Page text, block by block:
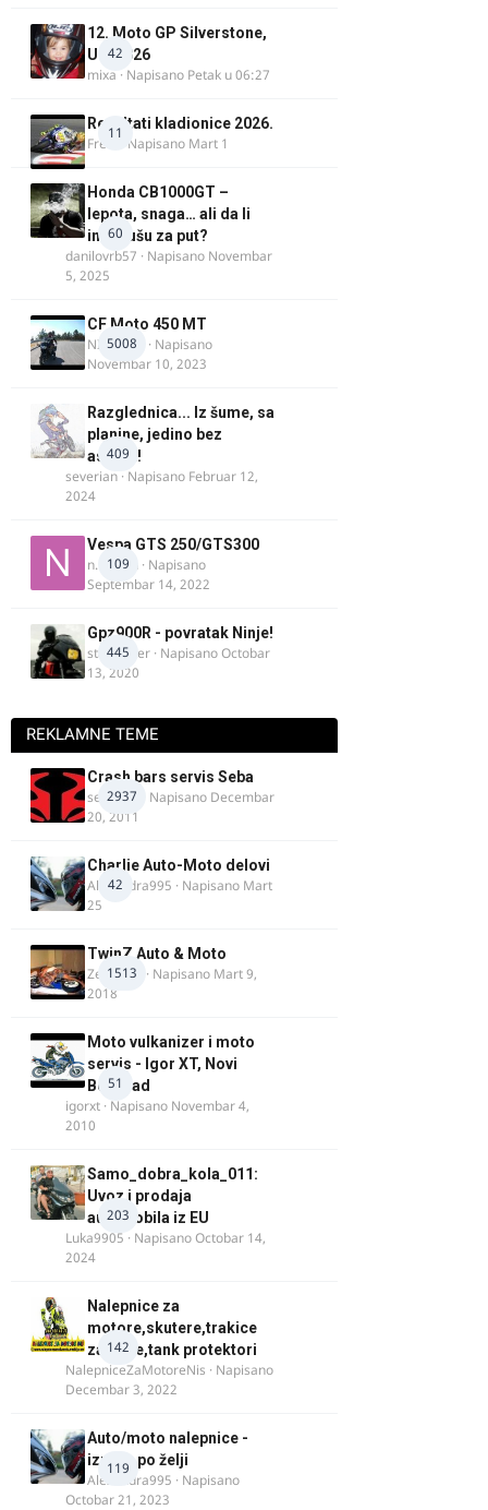
42
12. Moto GP Silverstone,
UK, 2026
mixa · Napisano Petak u 06:27
11
Rezultati kladionice 2026.
Fredi · Napisano Mart 1
60
Honda CB1000GT –
lepota, snaga… ali da li
ima dušu za put?
danilovrb57 · Napisano Novembar
5, 2025
5008
CF Moto 450 MT
NIKOLA 1
· Napisano
Novembar 10, 2023
409
Razglednica... Iz šume, sa
planine, jedino bez
asfalta!
severian · Napisano Februar 12,
2024
109
Vespa GTS 250/GTS300
n.martin · Napisano
Septembar 14, 2022
445
Gpz900R - povratak Ninje!
stari roker · NapisanoOctobar
13, 2020
REKLAMNE TEME
2937
Crash bars servis Seba
seba011 · Napisano Decembar
20, 2011
42
Charlie Auto-Moto delovi
Alexandra995 · Napisano Mart
25
1513
TwinZ Auto & Moto
Zeljkamp · Napisano Mart 9,
2018
51
Moto vulkanizer i moto
servis - Igor XT, Novi
Beograd
igorxt · Napisano Novembar 4,
2010
203
Samo_dobra_kola_011:
Uvoz i prodaja
automobila iz EU
Luka9905 · NapisanoOctobar 14,
2024
142
Nalepnice za
motore,skutere,trakice
za felne,tank protektori
NalepniceZaMotoreNis · Napisano
Decembar 3, 2022
119
Auto/moto nalepnice -
izrada po želji
Alexandra995 · Napisano
Octobar 21, 2023